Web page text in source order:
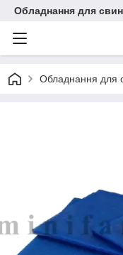
Обладнання для
Обладнання для